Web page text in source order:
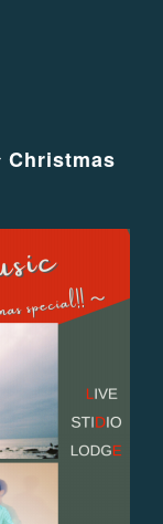
Christmas